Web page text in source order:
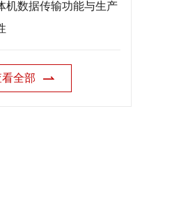
机数据传输功能与生产
全部